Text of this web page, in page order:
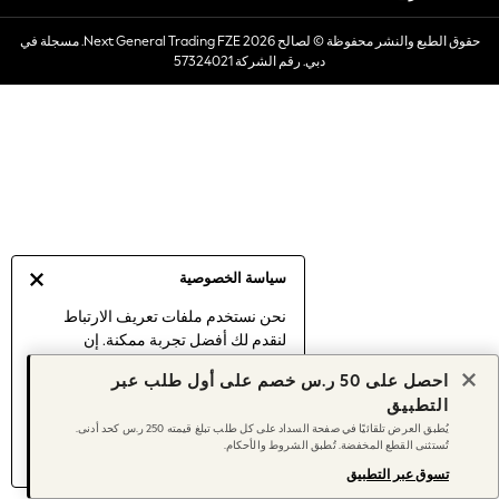
سياسة الخصوصية
نحن نستخدم ملفات تعريف الارتباط
لنقدم لك أفضل تجربة ممكنة. إن
موافقتك على استخدامنا لملفات تعريف
اكتشف المزيد عن إدارة إعدادات ملفات
تعريف الارتباط (الكوكيز).
Dresses
Occasionwear
Sets & Outfits
Sun Hats & Caps
Women's Holiday Shop
Women's Travel Styles
Dresses
Occasionwear
Linen Collection
Tops & T-Shirts
حقوق الطبع والنشر محفوظة © لصالح 2026 Next General Trading FZE. مسجلة في
دبي. رقم الشركة 57324021
احصل على 50 ر.س خصم على أول طلب عبر
التطبيق
يُطبق العرض تلقائيًا في صفحة السداد على كل طلب تبلغ قيمته 250 ر.س كحد أدنى.
تُستثنى القطع المخفضة. تُطبق الشروط والأحكام.
تسوق عبر التطبيق